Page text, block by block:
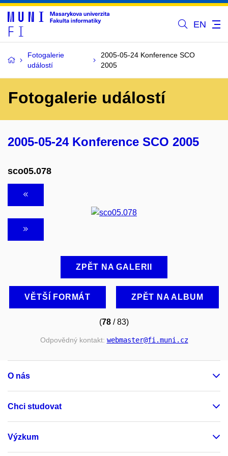
EN
Fotogalerie
událostí
2005-05-24 Konference SCO
2005
Fotogalerie událostí
2005-05-24 Konference SCO 2005
sco05.078
ZPĚT NA GALERII
VĚTŠÍ FORMÁT ZPĚT NA ALBUM
(78 / 83)
Odpovědný kontakt: webmaster@fi.muni.cz
O nás
Chci studovat
Výzkum